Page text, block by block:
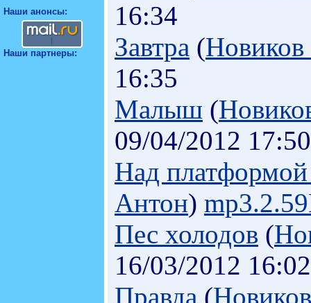
Наши анонсы:
Наши партнеры:
16:34
Завтра (
16:35
Малыш (
09/04/2012 17:50
Над платформой
Антон)
Пес холодов (
16/03/2012 16:02
Правда (